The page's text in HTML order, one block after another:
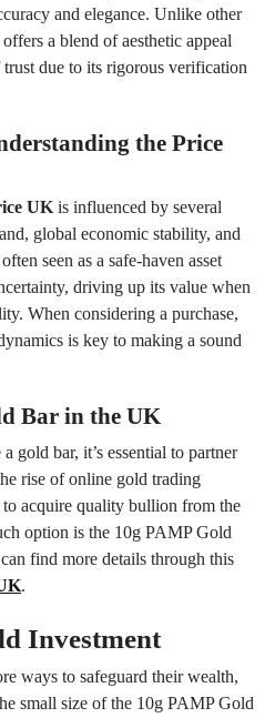
and elegance. Unlike other
a blend of aesthetic appeal
due to its rigorous verification
the Price
UK is influenced by several
global economic stability, and
seen as a safe-haven asset
driving up its value when
When considering a purchase,
is key to making a sound
Bar in the UK
gold bar, it’s essential to partner
rise of online gold trading
to acquire quality bullion from the
option is the 10g PAMP Gold
find more details through this
.
Investment
ways to safeguard their wealth,
small size of the 10g PAMP Gold